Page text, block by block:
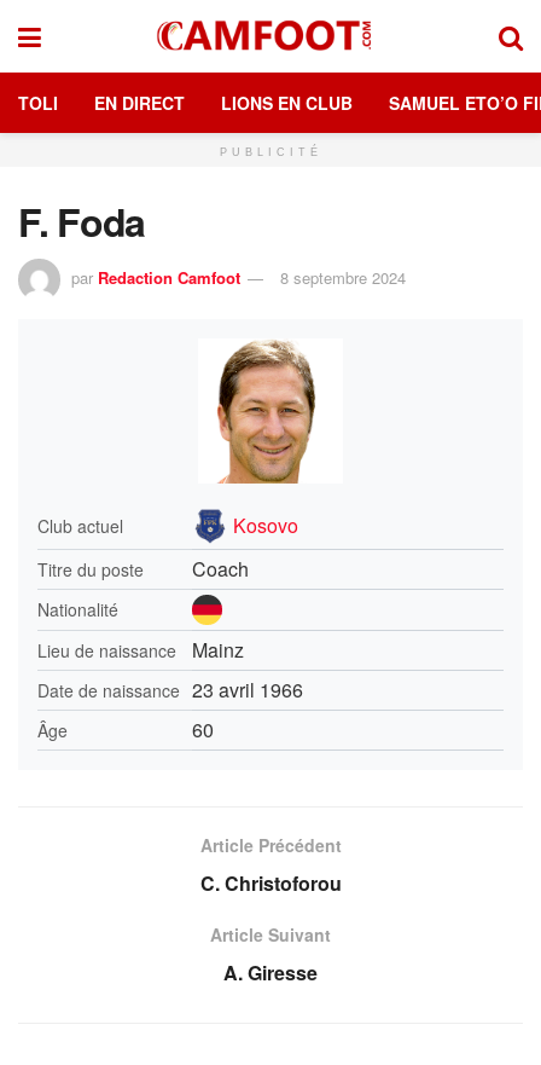
TOLI EN DIRECT LIONS EN CLUB SAMUEL ETO’O
PUBLICITÉ
F. Foda
par Redaction Camfoot 8 septembre 2024
Club actuel Kosovo
Titre du poste Coach
Nationalité
Lieu de naissance
Mainz
Date de naissance 23 avril 1966
Âge 60
Article Précédent
C. Christoforou
Article Suivant
A. Giresse